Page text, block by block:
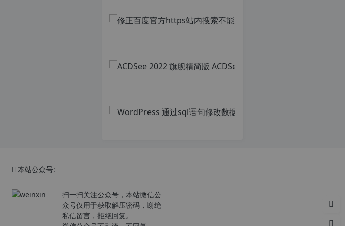
本站公众号:
扫一扫关注公众号，本站微信公
众号仅用于获取解压密码，谢绝
私信留言，拒绝回复。